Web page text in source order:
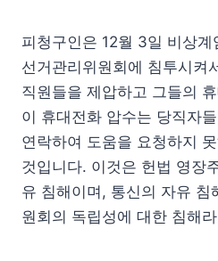
피청구인은 12월 3일 비상
선거관리위원회에 침투시켜
직원들을 제압하고 그들의
이 휴대전화 압수는 당직자
연락하여 도움을 요청하지
것입니다. 이것은 헌법 영장
유 침해이며, 통신의 자유 침
원회의 독립성에 대한 침해